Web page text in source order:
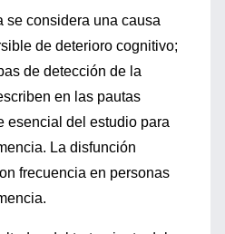
se considera una causa
de deterioro cognitivo;
de detección de la
en las pautas
esencial del estudio para
La disfunción
frecuencia en personas